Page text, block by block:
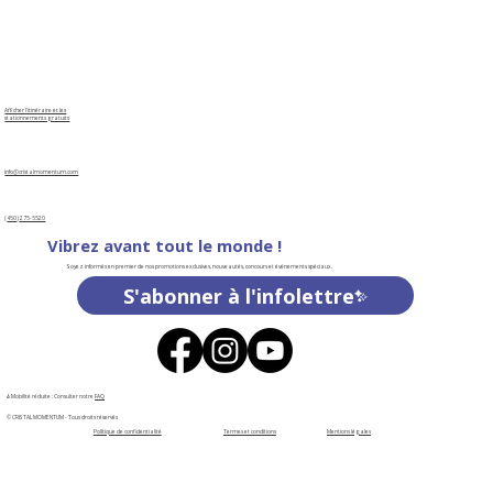
​​Afficher l'itinéraire et les
stationnements gratuits
info@cristalmomentum.com
(450)275-5520
Vibrez avant tout le monde !
Soyez informés en premier de nos promotions exclusives, nouveautés, concours et événements spéciaux.
S'abonner à l'infolettre
♿Mobilité réduite : Consulter notre FAQ
© CRISTAL MOMENTUM - Tous droits réservés
Politique de confidentialité Termes et conditions Mentions légales